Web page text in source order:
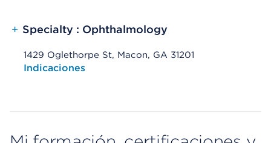
+ Specialty : Ophthalmology
1429 Oglethorpe St, Macon, GA 31201
Opens native map application on mobile devices
Indicaciones